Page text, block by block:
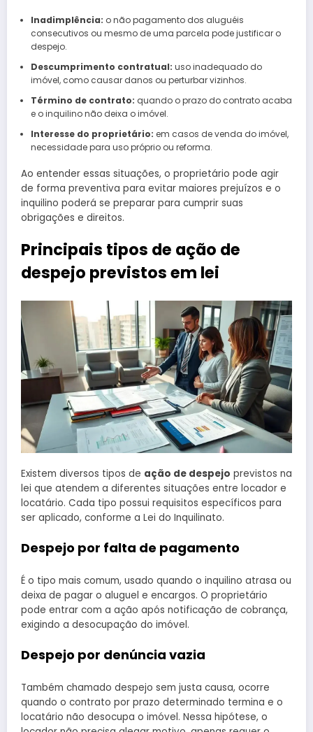
Inadimplência: o não pagamento dos aluguéis
consecutivos ou mesmo de uma parcela pode justificar o
despejo.
Descumprimento contratual: uso inadequado do
imóvel, como causar danos ou perturbar vizinhos.
Término de contrato: quando o prazo do contrato acaba
e o inquilino não deixa o imóvel.
Interesse do proprietário: em casos de venda do imóvel,
necessidade para uso próprio ou reforma.
Ao entender essas situações, o proprietário pode agir
de forma preventiva para evitar maiores prejuízos e o
inquilino poderá se preparar para cumprir suas
obrigações e direitos.
Principais tipos de ação de
despejo previstos em lei
Existem diversos tipos de ação de despejo previstos na
lei que atendem a diferentes situações entre locador e
locatário. Cada tipo possui requisitos específicos para
ser aplicado, conforme a Lei do Inquilinato.
Despejo por falta de pagamento
É o tipo mais comum, usado quando o inquilino atrasa ou
deixa de pagar o aluguel e encargos. O proprietário
pode entrar com a ação após notificação de cobrança,
exigindo a desocupação do imóvel.
Despejo por denúncia vazia
Também chamado despejo sem justa causa, ocorre
quando o contrato por prazo determinado termina e o
locatário não desocupa o imóvel. Nessa hipótese, o